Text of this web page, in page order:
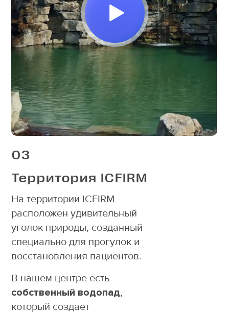
03
Территория ICFIRM
На территории ICFIRM
расположен удивительный
уголок природы, созданный
специально для прогулок и
восстановления пациентов.
В нашем центре есть
собственный водопад,
который создает